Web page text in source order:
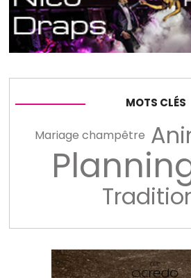
MOTS CLÉS
Mariage champêtre